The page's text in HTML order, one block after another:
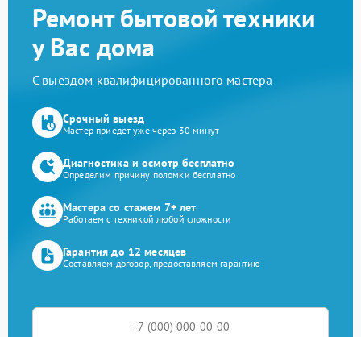
Ремонт бытовой техники
у Вас дома
С выездом квалифицированного мастера
Срочный выезд
Мастер приедет уже через 30 минут
Диагностика и осмотр бесплатно
Определим причину поломки бесплатно
Мастера со стажем 7+ лет
Работаем с техникой любой сложности
Гарантия до 12 месяцев
Составляем договор, предоставляем гарантию